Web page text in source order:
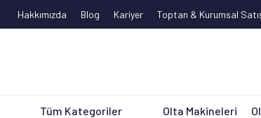
Hakkımızda Blog Kariyer Toptan & Kurumsal
Tüm Kategoriler Olta Makineleri